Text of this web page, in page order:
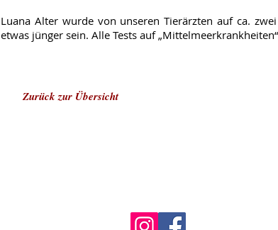
Luana Alter wurde von unseren Tierärzten auf ca.
etwas jünger sein. Alle Tests auf
Zurück zur Übersicht